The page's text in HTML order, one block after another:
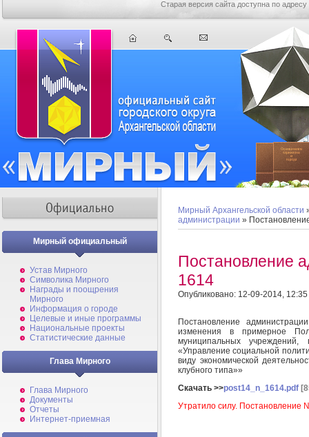
Старая версия сайта доступна по адресу
Мирный официальный
Устав Мирного
Символика Мирного
Награды и поощрения
Мирного
Информация о городе
Целевые и иные программы
Национальные проекты
Статистические данные
Глава Мирного
Глава Мирного
Документы
Отчеты
Интернет-приемная
Мирный Архангельской области
администрации »
Постановление
1614
Опубликовано: 12-09-2014, 12:35
Постановление
изменения в примерное
муниципальных учреждений,
«Управление социальной
виду экономической
клубного типа»»
Скачать >>post14_n_1614.pdf
Утратило силу. Постановление